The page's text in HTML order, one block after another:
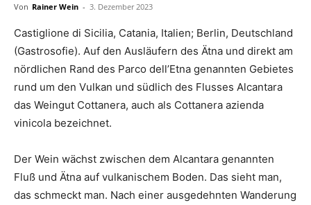
Von Rainer Wein - 3. Dezember 2023
Castiglione di Sicilia, Catania, Italien; Berlin, Deutschland
(Gastrosofie). Auf den Ausläufern des Ätna und direkt am
nördlichen Rand des Parco dell’Etna genannten Gebietes
rund um den Vulkan und südlich des Flusses Alcantara
das Weingut Cottanera, auch als Cottanera azienda
vinicola bezeichnet.
Der Wein wächst zwischen dem Alcantara genannten
Fluß und Ätna auf vulkanischem Boden. Das sieht man,
das schmeckt man. Nach einer ausgedehnten Wanderung